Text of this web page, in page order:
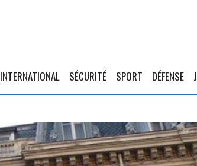
INTERNATIONAL SÉCURITÉ SPORT DÉFENSE